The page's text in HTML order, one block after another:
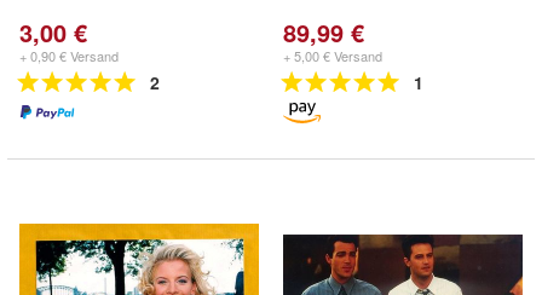
3,00 €
+ 0,90 € Versand
2
89,99 €
+ 5,00 € Versand
1